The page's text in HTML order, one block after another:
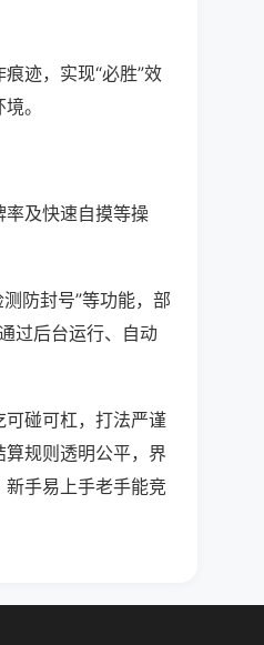
迹，实现“必胜”效
。
及快速自摸等操
防封号”等功能，部
过后台运行、自动
碰可杠，打法严谨
规则透明公平，界
手易上手老手能竞